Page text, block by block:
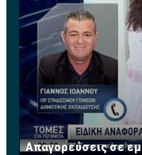
Απαγορεύσεις σε